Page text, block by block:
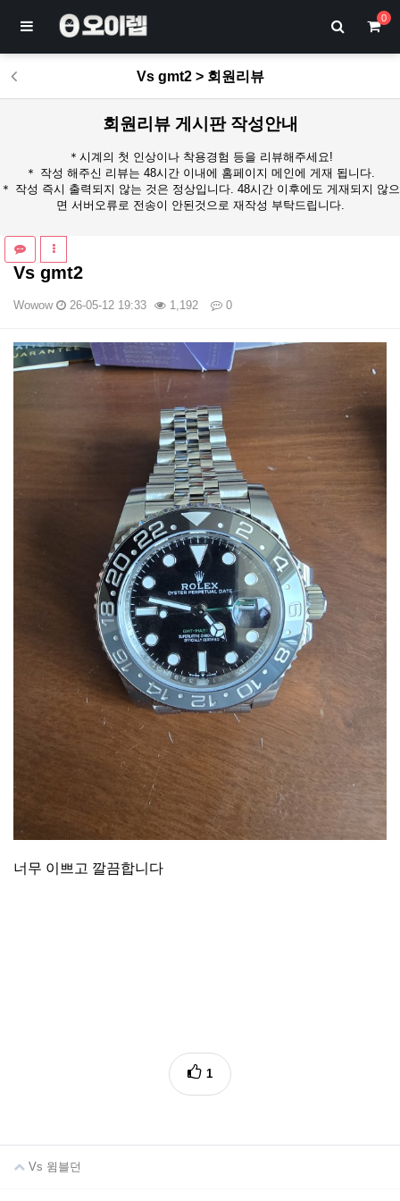
0
Vs gmt2 > 회원리뷰
회원리뷰 게시판 작성안내
＊시계의 첫 인상이나 착용경험 등을 리뷰해주세요!
＊ 작성 해주신 리뷰는 48시간 이내에 홈페이지 메인에 게재 됩니다.
＊ 작성 즉시 출력되지 않는 것은 정상입니다. 48시간 이후에도 게재되지 않으
면 서버오류로 전송이 안된것으로 재작성 부탁드립니다.
Vs gmt2
Wowow 26-05-12 19:33 1,192 0
본문
너무 이쁘고 깔끔합니다
1
Vs 윔블던